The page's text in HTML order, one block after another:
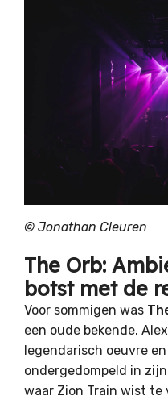
© Jonathan Cleuren
The Orb:
botst met de
Voor sommigen was
een oude bekende.
legendarisch oeuvre
ondergedompeld in
waar Zion Train wist te